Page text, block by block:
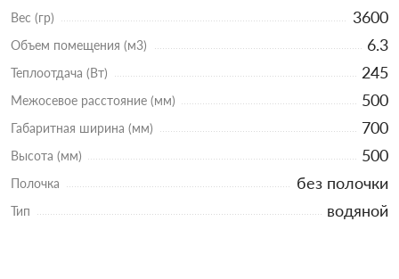
Вес (гр) 3600
Объем помещения (м3) 6.3
Теплоотдача (Вт) 245
Межосевое расстояние (мм) 500
Габаритная ширина (мм) 700
Высота (мм) 500
Полочка без полочки
Тип водяной